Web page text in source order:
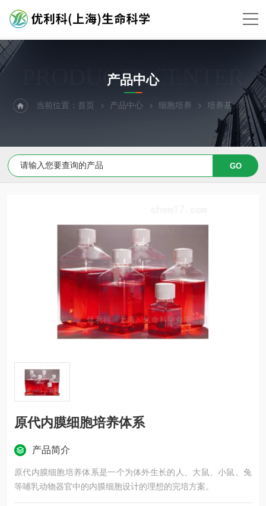
PRODUCTS CENTER
产品中心
当前位置：首页 产品中心 细胞培养 培养基 原
原代内膜细胞培养体系
产品简介
原代内膜细胞培养体系是一个为体外生长的人、大鼠、小鼠、兔
等哺乳动物器官中的内膜细胞设计的理想的完培方案。